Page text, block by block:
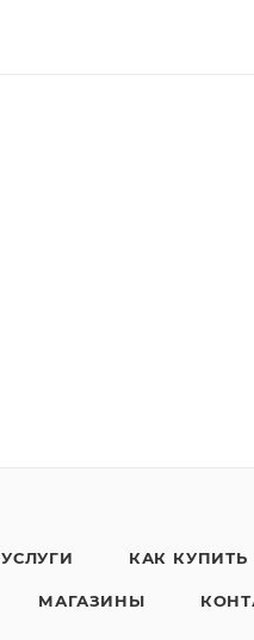
УСЛУГИ КАК КУПИТЬ
МАГАЗИНЫ